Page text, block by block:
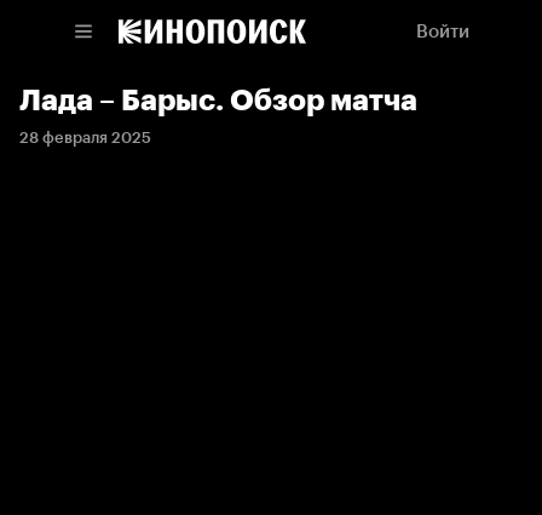
Войти
Лада – Барыс. Обзор матча
28 февраля 2025